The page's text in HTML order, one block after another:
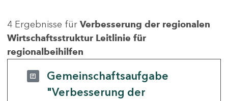
4 Ergebnisse für Verbesserung der regionalen
Wirtschaftsstruktur Leitlinie für
regionalbeihilfen
Gemeinschaftsaufgabe
"Verbesserung der